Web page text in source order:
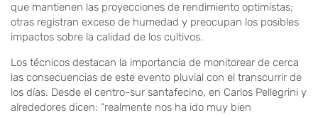
que mantienen las proyecciones de rendimiento optimistas;
otras registran exceso de humedad y preocupan los posibles
impactos sobre la calidad de los cultivos.
Los técnicos destacan la importancia de monitorear de cerca
las consecuencias de este evento pluvial con el transcurrir de
los días. Desde el centro-sur santafecino, en Carlos Pellegrini y
alrededores dicen: “realmente nos ha ido muy bien